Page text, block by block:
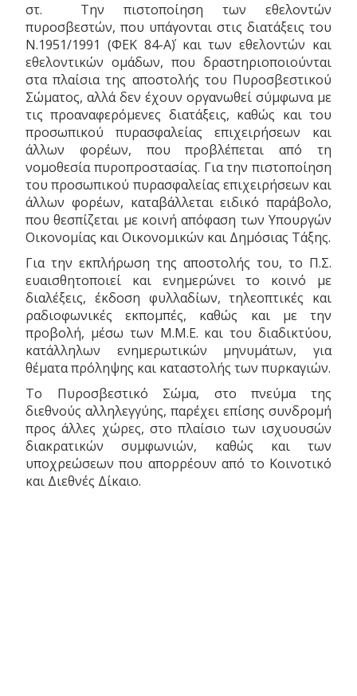
στ. Την πιστοποίηση των εθελοντών
πυροσβεστών, που υπάγονται στις διατάξεις του
Ν.1951/1991 (ΦEK 84-Α΄) και των εθελοντών και
εθελοντικών ομάδων, που δραστηριοποιούνται
στα πλαίσια της αποστολής του Πυροσβεστικού
Σώματος, αλλά δεν έχουν οργανωθεί σύμφωνα με
τις προαναφερόμενες διατάξεις, καθώς και του
προσωπικού πυρασφαλείας επιχειρήσεων και
άλλων φορέων, που προβλέπεται από τη
νομοθεσία πυροπροστασίας. Για την πιστοποίηση
του προσωπικού πυρασφαλείας επιχειρήσεων και
άλλων φορέων, καταβάλλεται ειδικό παράβολο,
που θεσπίζεται με κοινή απόφαση των Υπουργών
Οικονομίας και Οικονομικών και Δημόσιας Τάξης.
Για την εκπλήρωση της αποστολής του, το Π.Σ.
ευαισθητοποιεί και ενημερώνει το κοινό με
διαλέξεις, έκδοση φυλλαδίων, τηλεοπτικές και
ραδιοφωνικές εκπομπές, καθώς και με την
προβολή, μέσω των Μ.Μ.Ε. και του διαδικτύου,
κατάλληλων ενημερωτικών μηνυμάτων, για
θέματα πρόληψης και καταστολής των πυρκαγιών.
Το Πυροσβεστικό Σώμα, στο πνεύμα της
διεθνούς αλληλεγγύης, παρέχει επίσης συνδρομή
προς άλλες χώρες, στο πλαίσιο των ισχυουσών
διακρατικών συμφωνιών, καθώς και των
υποχρεώσεων που απορρέουν από το Κοινοτικό
και Διεθνές Δίκαιο.